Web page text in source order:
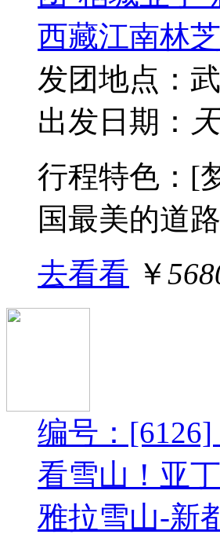
西藏江南林
发团地点：
出发日期：
行程特色：[
国最美的道
去看看 ￥
编号：
看雪山！亚
雅拉雪山-新